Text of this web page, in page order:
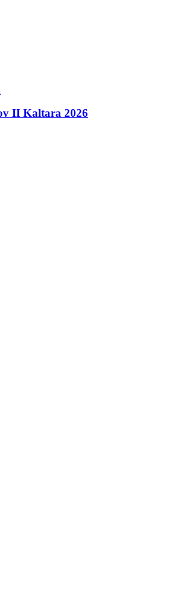
II Kaltara 2026